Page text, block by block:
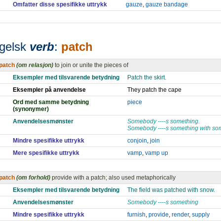
Omfatter disse spesifikke uttrykk
gauze, gauze bandage
verb: patch
(om relasjon) to join or unite the pieces of
Eksempler med tilsvarende betydning
Patch the skirt.
Eksempler på anvendelse
They patch the cape
Ord med samme betydning
(synonymer)
piece
Anvendelsesmønster
Somebody ----s something.
Somebody ----s something with
Mindre spesifikke uttrykk
conjoin, join
Mere spesifikke uttrykk
vamp, vamp up
(om forhold) provide with a patch; also used metaphorically
Eksempler med tilsvarende betydning
The field was patched with snow.
Anvendelsesmønster
Somebody ----s something
Mindre spesifikke uttrykk
furnish, provide, render, supply